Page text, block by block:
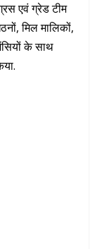
एवं ग्रेड टीम
मिल मालिकों,
के साथ